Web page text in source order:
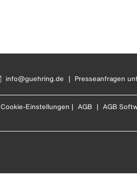
info@guehring.de | Presseanfragen
Cookie-Einstellungen | AGB | AGB